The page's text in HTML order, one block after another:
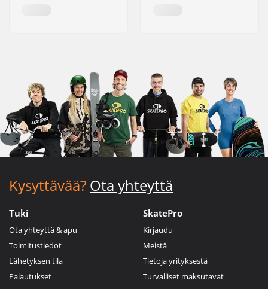
Kysyttävää? Ota yhteyttä
Tuki
Ota yhteyttä & apu
Toimitustiedot
Lähetyksen tila
Palautukset
SkatePro
Kirjaudu
Meistä
Tietoja yrityksestä
Turvalliset maksutavat